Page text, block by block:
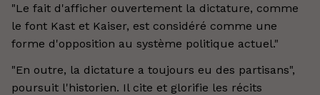
"Le fait d'afficher ouvertement la dictature, comme
le font Kast et Kaiser, est considéré comme une
forme d'opposition au système politique actuel."
"En outre, la dictature a toujours eu des partisans",
poursuit l'historien. Il cite et glorifie les récits